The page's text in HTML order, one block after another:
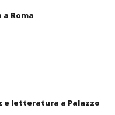
a Roma
e letteratura a Palazzo